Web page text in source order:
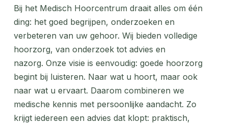
Bij het Medisch Hoorcentrum draait alles om één
ding: het goed begrijpen, onderzoeken en
verbeteren van uw gehoor. Wij bieden volledige
hoorzorg, van onderzoek tot advies en
nazorg. Onze visie is eenvoudig: goede hoorzorg
begint bij luisteren. Naar wat u hoort, maar ook
naar wat u ervaart. Daarom combineren we
medische kennis met persoonlijke aandacht. Zo
krijgt iedereen een advies dat klopt: praktisch,